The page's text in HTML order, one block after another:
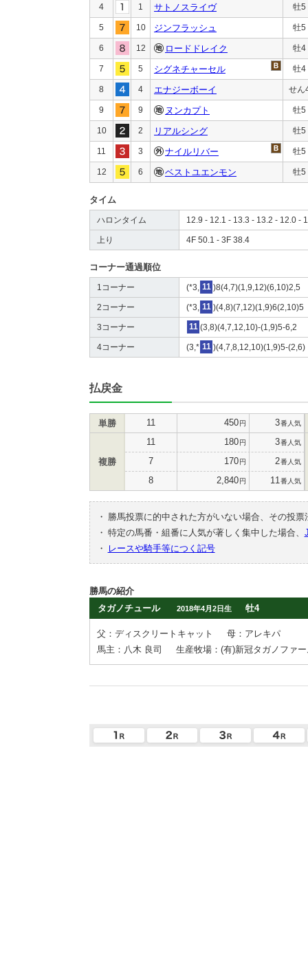
4 1 サトノスライヴ 牡5
5 10 ジンフラッシュ 牡5
6 12 ロードドレイク 牡4
7 5 シグネチャーセル 牡4
8 4 エナジーボーイ せん
9 9 ヌンカプト 牡5
10 2 リアルシング 牡5
11 3 ナイルリバー 牡5
12 6 ベストユエンモン 牡5
タイム
ハロンタイム 12.9 - 12.1 - 13.3 - 13.2 - 12.0 -
上り 4F 50.1 - 3F 38.4
コーナー通過順位
1コーナー (*3, 11 )8(4,7)(1,9,12)(6,10)2,5
2コーナー (*3, 11 )(4,8)(7,12)(1,9)6(2,10)5
3コーナー 11 (3,8)(4,7,12,10)-(1,9)5-6,2
4コーナー (3,* 11 )(4,7,8,12,10)(1,9)5-(2,6)
払戻金
単勝 11 450円 3番人気
複勝
11 180円 3番人気
7 170円 2番人気
8 2,840円 11 番人気
・
勝馬投票に的中された方がいない場合、その投
・ 特定の馬番・組番に人気が著しく集中した場合、
・
レースや騎手等につく記号
勝馬の紹介
タガノチュール
2018年4月2日生 牡4
父：ディスクリートキャット
母：アレキパ
馬主：八木 良司
生産牧場：(有)新冠タガノファ